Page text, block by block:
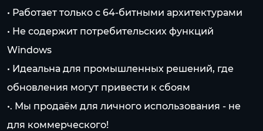
• Работает только с 64-битными архитектурами
• Не содержит потребительских функций
Windows
• Идеальна для промышленных решений, где
обновления могут привести к сбоям
•. Мы продаём для личного использования - не
для коммерческого!